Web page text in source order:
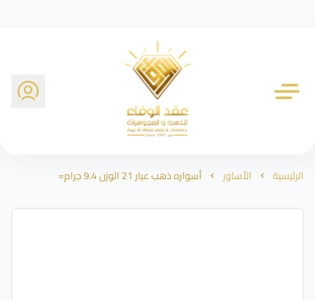
شركة عقد الوفاء للذهب
الرئيسية الأساور أسواره ذهب عيار 21 الوزن 9.4 جرام=